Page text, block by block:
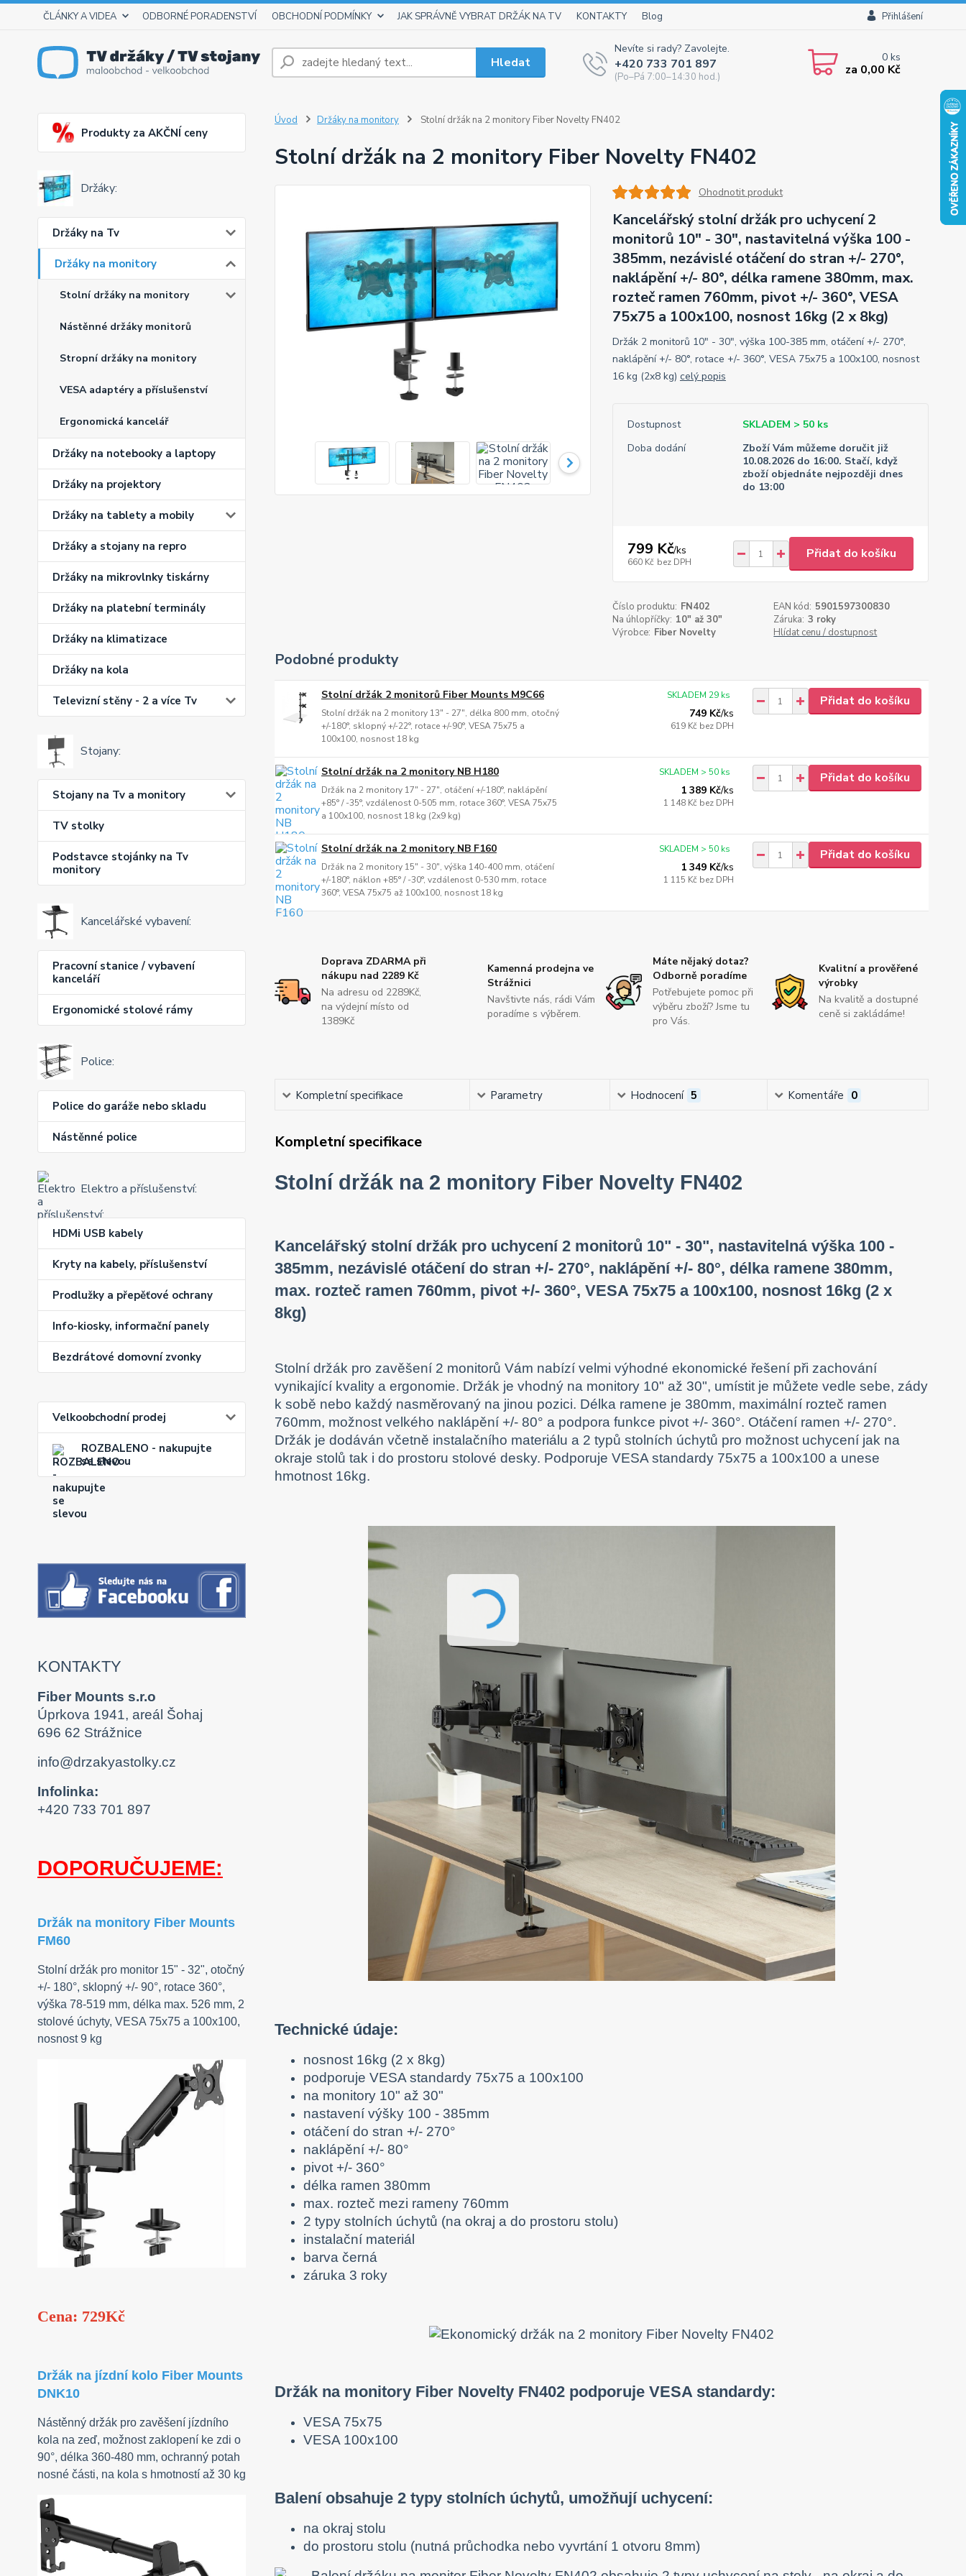
ČLÁNKY A VIDEA ODBORNÉ PORADENSTVÍ OBCHODNÍ PODMÍNKY JAK SPRÁVNĚ VYBRAT DRŽÁK NA TV KONTAKTY Blog Přihlášení
Hledat
Nevíte si rady? Zavolejte.
+420 733 701 897
(Po–Pá 7:00–14:30 hod.)
0ks
za 0,00 Kč
Produkty za AKČNÍ ceny
Držáky:
Držáky na Tv
Držáky na monitory
Stolní držáky na monitory
Nástěnné držáky monitorů
Stropní držáky na monitory
VESA adaptéry a příslušenství
Ergonomická kancelář
Držáky na notebooky a laptopy
Držáky na projektory
Držáky na tablety a mobily
Držáky a stojany na repro
Držáky na mikrovlnky tiskárny
Držáky na platební terminály
Držáky na klimatizace
Držáky na kola
Televizní stěny - 2 a více Tv
Stojany:
Stojany na Tv a monitory
TV stolky
Podstavce stojánky na Tv
monitory
Kancelářské vybavení:
Pracovní stanice / vybavení
kanceláří
Ergonomické stolové rámy
Police:
Police do garáže nebo skladu
Nástěnné police
Elektro a příslušenství:
HDMi USB kabely
Kryty na kabely, příslušenství
Prodlužky a přepěťové ochrany
Info-kiosky, informační panely
Bezdrátové domovní zvonky
Velkoobchodní prodej
ROZBALENO - nakupujte
se slevou
KONTAKTY
Fiber Mounts s.r.o
Úprkova 1941, areál Šohaj
696 62 Strážnice
info@drzakyastolky.cz
Infolinka:
+420 733 701 897
DOPORUČUJEME:
Držák na monitory Fiber Mounts
FM60
Stolní držák pro monitor 15" - 32", otočný
+/- 180°, sklopný +/- 90°, rotace 360°,
výška 78-519 mm, délka max. 526 mm, 2
stolové úchyty, VESA 75x75 a 100x100,
nosnost 9 kg
Cena: 729Kč
Držák na jízdní kolo Fiber Mounts
DNK10
Nástěnný držák pro zavěšení jízdního
kola na zeď, možnost zaklopení ke zdi o
90°, délka 360-480 mm, ochranný potah
nosné části, na kola s hmotností až 30 kg
Úvod Držáky na monitory Stolní držák na 2 monitory Fiber Novelty FN402
Stolní držák na 2 monitory Fiber Novelty FN402
Ohodnotit produkt
Kancelářský stolní držák pro uchycení 2
monitorů 10" - 30", nastavitelná výška 100 -
385mm, nezávislé otáčení do stran +/- 270°,
naklápění +/- 80°, délka ramene 380mm, max.
rozteč ramen 760mm, pivot +/- 360°, VESA
75x75 a 100x100, nosnost 16kg (2 x 8kg)
Držák 2 monitorů 10" - 30", výška 100-385 mm, otáčení +/- 270°,
naklápění +/- 80°, rotace +/- 360°, VESA 75x75 a 100x100, nosnost
16 kg (2x8 kg) celý popis
Dostupnost
SKLADEM > 50 ks
Doba dodání
Zboží Vám můžeme doručit již
10.08.2026 do 16:00. Stačí, když
zboží objednáte nejpozději dnes
do 13:00
799 Kč/ks
660 Kč bez DPH
Přidat do košíku
Číslo produktu: FN402 EAN kód: 5901597300830
Na úhlopříčky: 10" až 30" Záruka: 3 roky
Výrobce: Fiber Novelty Hlídat cenu / dostupnost
Podobné produkty
Stolní držák 2 monitorů Fiber Mounts M9C66
Stolní držák na 2 monitory 13" - 27", délka 800 mm, otočný
+/-180°, sklopný +/-22°, rotace +/-90°, VESA 75x75 a
100x100, nosnost 18 kg
749 Kč/ks
619 Kč bez DPH
SKLADEM 29 ks Přidat do košíku
Stolní držák na 2 monitory NB H180
Držák na 2 monitory 17" - 27", otáčení +/-180°, naklápění
+85° / -35°, vzdálenost 0-505 mm, rotace 360°, VESA 75x75
a 100x100, nosnost 18 kg (2x9 kg)
1 389 Kč/ks
1 148 Kč bez DPH
SKLADEM > 50 ks Přidat do košíku
Stolní držák na 2 monitory NB F160
Držák na 2 monitory 15" - 30", výška 140-400 mm, otáčení
+/-180°, náklon +85° / -30°, vzdálenost 0-530 mm, rotace
360°, VESA 75x75 až 100x100, nosnost 18 kg
1 349 Kč/ks
1 115 Kč bez DPH
SKLADEM > 50 ks Přidat do košíku
Doprava ZDARMA při
nákupu nad 2289 Kč
Na adresu od 2289Kč,
na výdejní místo od
1389Kč
Kamenná prodejna ve
Strážnici
Navštivte nás, rádi Vám
poradíme s výběrem.
Máte nějaký dotaz?
Odborně poradíme
Potřebujete pomoc při
výběru zboží? Jsme tu
pro Vás.
Kvalitní a prověřené
výrobky
Na kvalitě a dostupné
ceně si zakládáme!
Kompletní specifikace Parametry Hodnocení 5 Komentáře 0
Kompletní specifikace
Stolní držák na 2 monitory Fiber Novelty FN402
Kancelářský stolní držák pro uchycení 2 monitorů 10" - 30", nastavitelná výška 100 -
385mm, nezávislé otáčení do stran +/- 270°, naklápění +/- 80°, délka ramene 380mm,
max. rozteč ramen 760mm, pivot +/- 360°, VESA 75x75 a 100x100, nosnost 16kg (2 x
8kg)
Stolní držák pro zavěšení 2 monitorů Vám nabízí velmi výhodné ekonomické řešení při zachování
vynikající kvality a ergonomie. Držák je vhodný na monitory 10" až 30", umístit je můžete vedle sebe, zády
k sobě nebo každý nasměrovaný na jinou pozici. Délka ramene je 380mm, maximální rozteč ramen
760mm, možnost velkého naklápění +/- 80° a podpora funkce pivot +/- 360°. Otáčení ramen +/- 270°.
Držák je dodáván včetně instalačního materiálu a 2 typů stolních úchytů pro možnost uchycení jak na
okraje stolů tak i do prostoru stolové desky. Podporuje VESA standardy 75x75 a 100x100 a unese
hmotnost 16kg.
Technické údaje:
nosnost 16kg (2 x 8kg)
podporuje VESA standardy 75x75 a 100x100
na monitory 10" až 30"
nastavení výšky 100 - 385mm
otáčení do stran +/- 270°
naklápění +/- 80°
pivot +/- 360°
délka ramen 380mm
max. rozteč mezi rameny 760mm
2 typy stolních úchytů (na okraj a do prostoru stolu)
instalační materiál
barva černá
záruka 3 roky
Držák na monitory Fiber Novelty FN402 podporuje VESA standardy:
VESA 75x75
VESA 100x100
Balení obsahuje 2 typy stolních úchytů, umožňují uchycení:
na okraj stolu
do prostoru stolu (nutná průchodka nebo vyvrtání 1 otvoru 8mm)